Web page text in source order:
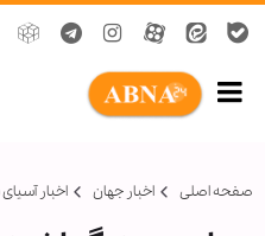
صفحه اصلی اخبار جهان اخبار